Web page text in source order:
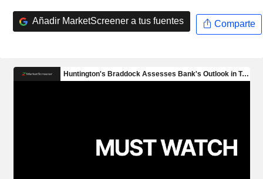
Añadir MarketScreener a tus fuentes Comparte